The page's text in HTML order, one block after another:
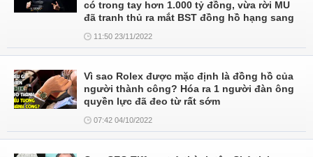
có trong tay hơn 1.000 tỷ đồng, vừa rời MU
đã tranh thủ ra mắt BST đồng hồ hạng sang
11:50 23/11/2022
Vì sao Rolex được mặc định là đồng hồ của
người thành công? Hóa ra 1 người đàn ông
quyền lực đã đeo từ rất sớm
07:42 04/10/2022